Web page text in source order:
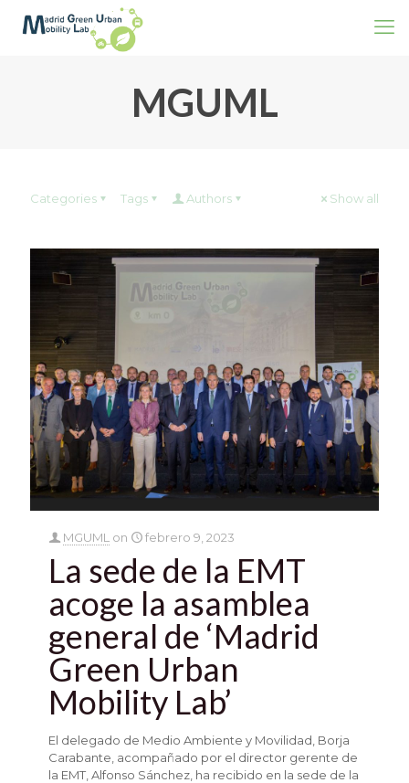
MGUML
Categories Tags Authors Show all
MGUML on febrero 9, 2023
La sede de la EMT
acoge la asamblea
general de ‘Madrid
Green Urban
Mobility Lab’
El delegado de Medio Ambiente y Movilidad, Borja
Carabante, acompañado por el director gerente de
la EMT, Alfonso Sánchez, ha recibido en la sede de la